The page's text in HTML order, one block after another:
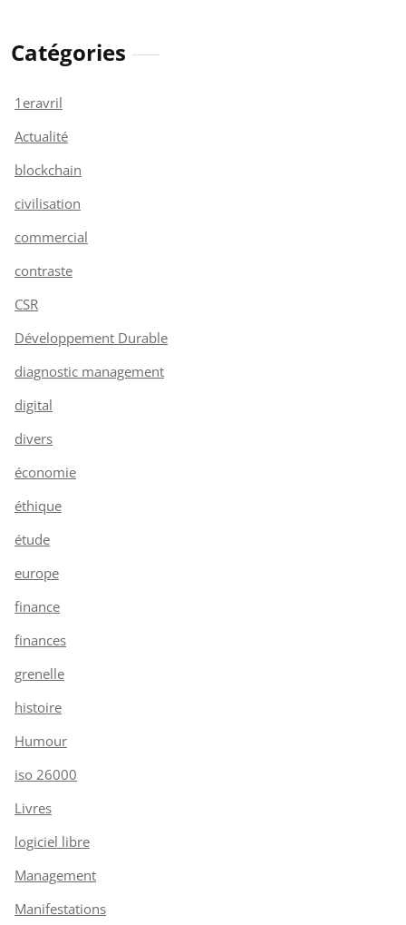
Catégories
1eravril
Actualité
blockchain
civilisation
commercial
contraste
CSR
Développement Durable
diagnostic management
digital
divers
économie
éthique
étude
europe
finance
finances
grenelle
histoire
Humour
iso 26000
Livres
logiciel libre
Management
Manifestations